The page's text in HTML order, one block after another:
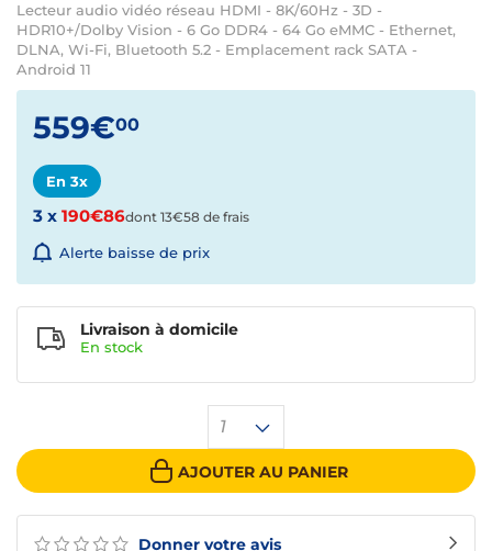
Lecteur audio vidéo réseau HDMI - 8K/60Hz - 3D -
HDR10+/Dolby Vision - 6 Go DDR4 - 64 Go eMMC - Ethernet,
DLNA, Wi-Fi, Bluetooth 5.2 - Emplacement rack SATA -
Android 11
Donner votre avis
559€00
En 3x
3 x 190€86dont 13€58 de frais
Alerte baisse de prix
1
AJOUTER AU PANIER
Livraison à domicile
En stock